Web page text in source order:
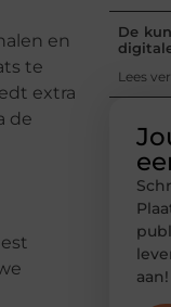
en
te
extra
de
De
Lees
aan!